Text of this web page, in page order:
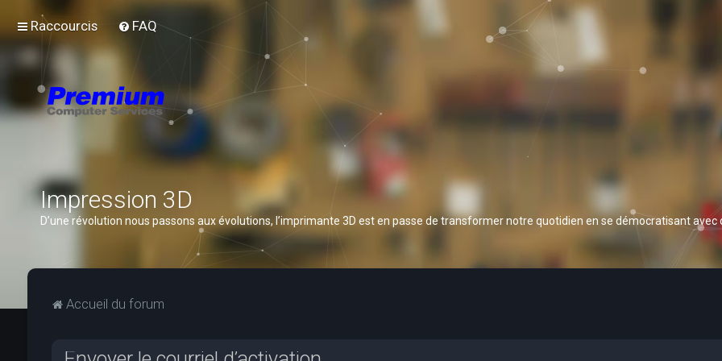
Raccourcis FAQ
Impression 3D
D’une révolution nous passons aux évolutions, l’imprimante 3D est en passe de transformer notre quotidien en se démocratisant
Accueil du forum